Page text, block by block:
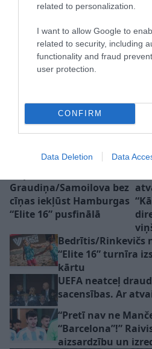
related to personalization.
I want to allow Google to
related to security, including
functionality and fraud
user protection.
CONFIRM
Data Deletion Data
Cipruss un LBS
Latvijas
nepatīkamiem
sociālajos tīklos:
Graudiņa/Samoilova bez
cīņas iekļūst Hamburgas
“Elite 16” pusfinālā
Bedrītis/Rinkevičs
“Elite 16” turnīra
kārtu
UEFA neatceļ
sacensības. Ar
“Pretī nav ne
“Barcelona”!”
aizsardzību un